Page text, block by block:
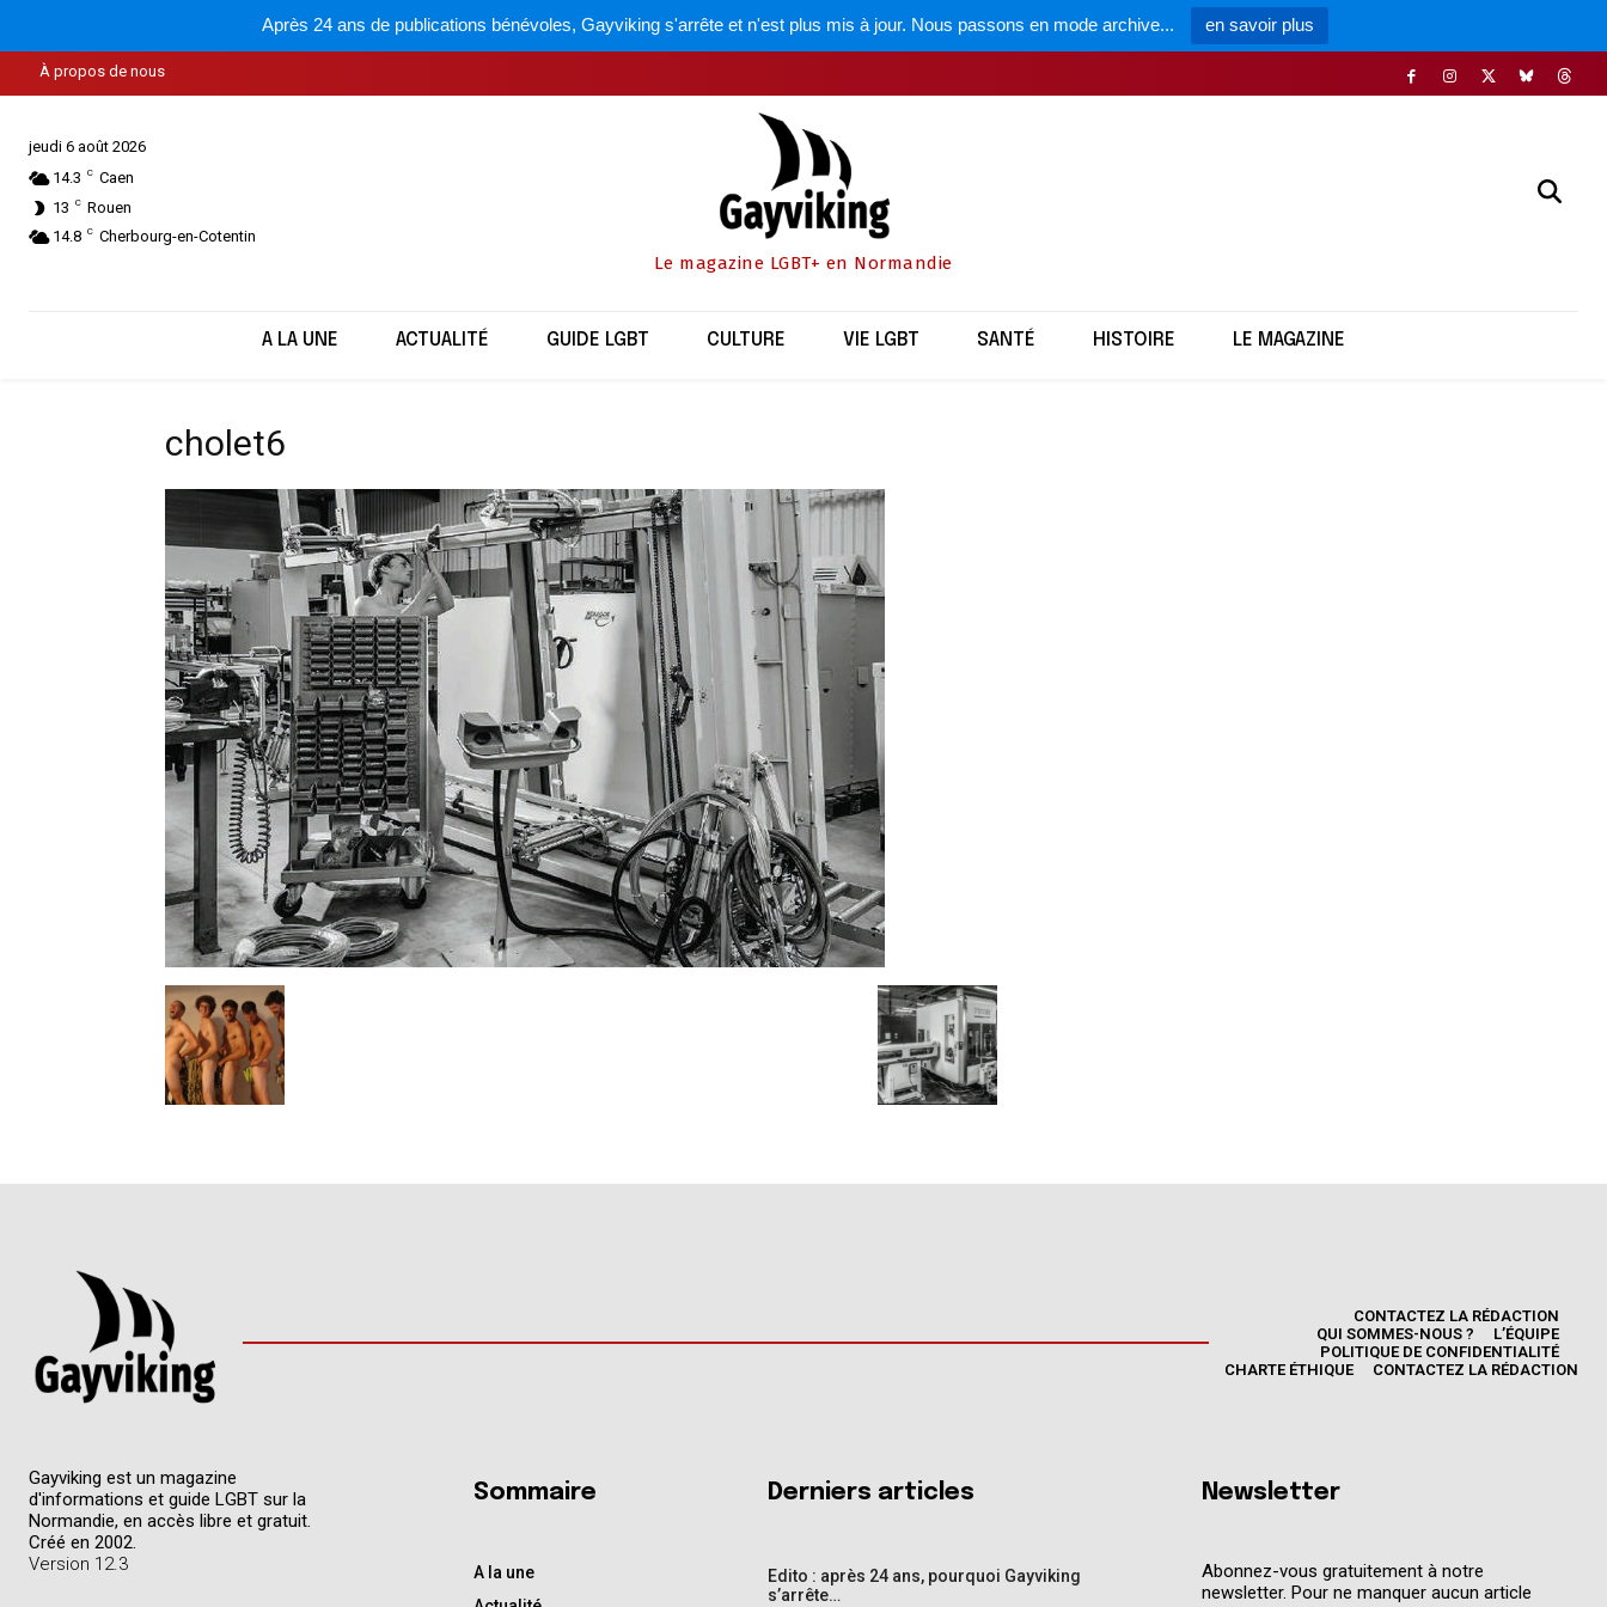
Après 24 ans de publications bénévoles, Gayviking s'arrête et n'est plus mis à jour. Nous passons en mode archive... en savoir plus
À propos de nous
jeudi 6 août 2026
14.3
C Caen
13
C Rouen
14.8 C Cherbourg-en-Cotentin
Le magazine LGBT+ en Normandie
A LA UNE ACTUALITÉ GUIDE LGBT CULTURE VIE LGBT SANTÉ HISTOIRE LE MAGAZINE
cholet6
CONTACTEZ LA RÉDACTION
QUI SOMMES-NOUS ?
L’ÉQUIPE
POLITIQUE DE CONFIDENTIALITÉ
CHARTE ÉTHIQUE
CONTACTEZ LA RÉDACTION
Gayviking est un magazine
d'informations et guide LGBT sur la
Normandie, en accès libre et gratuit.
Créé en 2002.
Version 12.3
Sommaire
A la une
Derniers articles
Edito : après 24 ans, pourquoi Gayviking
s’arrête…
Newsletter
Abonnez-vous gratuitement à notre
newsletter. Pour ne manquer aucun article